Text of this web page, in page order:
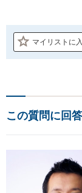
マイリストに
この質問に回